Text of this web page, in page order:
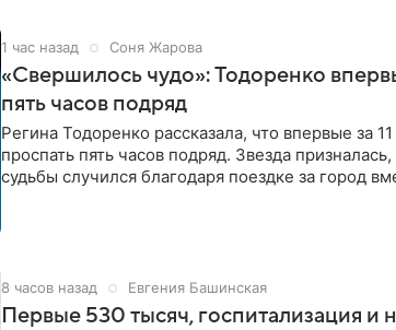
1 час назад Соня Жарова
«Свершилось чудо»: Тодоренко
пять часов подряд
Регина Тодоренко рассказала, что впервые за
проспать пять часов подряд. Звезда
судьбы случился благодаря поездке за город
8 часов назад Евгения Башинская
Первые 530 тысяч, госпитализация и